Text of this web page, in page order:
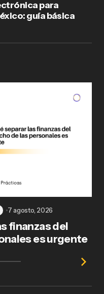
para
guía básica
finanzas del
es urgente
7 agosto, 2026